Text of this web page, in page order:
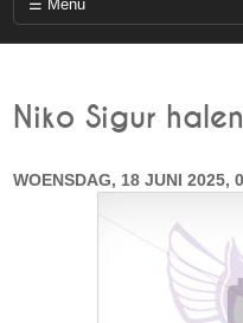
Niko Sigur
WOENSDAG, 18 JUNI 2025,